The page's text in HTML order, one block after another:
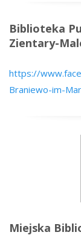
Biblioteka
Zientary-
https://
Braniewo-im-
Miejska